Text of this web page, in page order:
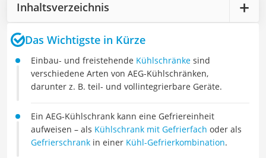
Inhaltsverzeichnis
Das Wichtigste in Kürze
Einbau- und freistehende Kühlschränke sind
verschiedene Arten von AEG-Kühlschränken,
darunter z. B. teil- und vollintegrierbare Geräte.
Ein AEG-Kühlschrank kann eine Gefriereinheit
aufweisen – als Kühlschrank mit Gefrierfach oder als
Gefrierschrank in einer Kühl-Gefrierkombination.